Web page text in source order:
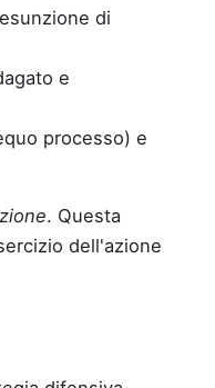
di
e
processo) e
. Questa
dell'azione